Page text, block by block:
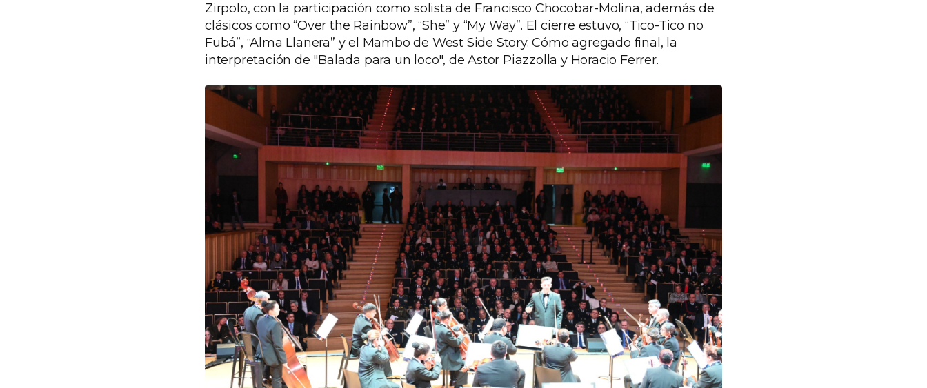
Zirpolo, con la participación como solista de Francisco Chocobar-Molina, además de
clásicos como “Over the Rainbow”, “She” y “My Way”. El cierre estuvo, “Tico-Tico no
Fubá”, “Alma Llanera” y el Mambo de West Side Story. Cómo agregado final, la
interpretación de "Balada para un loco", de Astor Piazzolla y Horacio Ferrer.